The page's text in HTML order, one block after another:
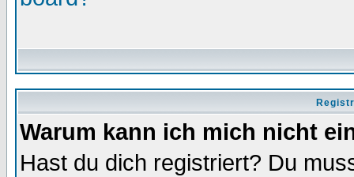
Warum kann ich mich nicht
Hast du dich registriert? Du